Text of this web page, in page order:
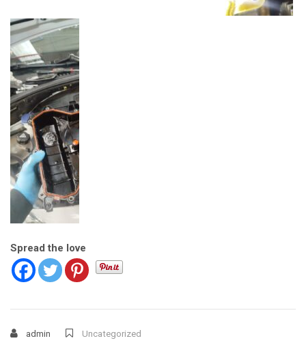
Spread the love
admin Uncategorized